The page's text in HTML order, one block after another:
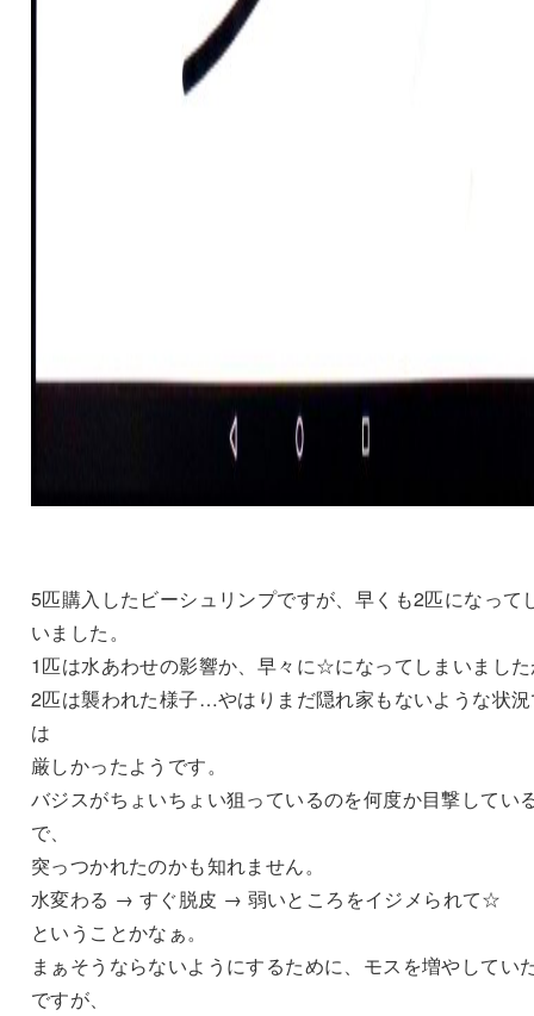
5匹購入したビーシュリンプですが、早くも2匹になって
いました。
1匹は水あわせの影響か、早々に☆になってしまいまし
2匹は襲われた様子…やはりまだ隠れ家もないような状
は
厳しかったようです。
バジスがちょいちょい狙っているのを何度か目撃してい
で、
突っつかれたのかも知れません。
水変わる → すぐ脱皮 → 弱いところをイジメられて☆
ということかなぁ。
まぁそうならないようにするために、モスを増やしてい
ですが、